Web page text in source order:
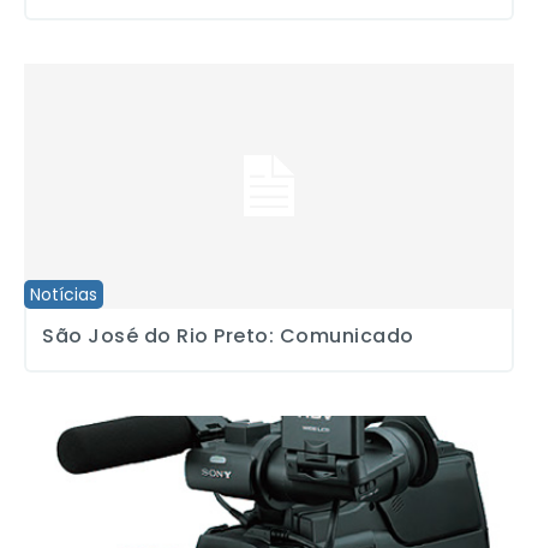
Notícias
São José do Rio Preto: Comunicado
Formada nova Comissão que apreciará PL sobre saúde dos